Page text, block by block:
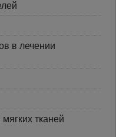
в лечении
тканей